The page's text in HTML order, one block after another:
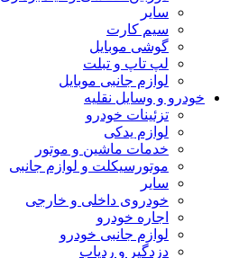
سایر
سیم کارت
گوشی موبایل
لپ تاپ و تبلت
لوازم جانبی موبایل
خودرو و وسایل نقلیه
تزئینات خودرو
لوازم یدکی
خدمات ماشین و موتور
موتورسیکلت و لوازم جانبی
سایر
خودروی داخلی و خارجی
اجاره خودرو
لوازم جانبی خودرو
دزدگیر و ردیاب